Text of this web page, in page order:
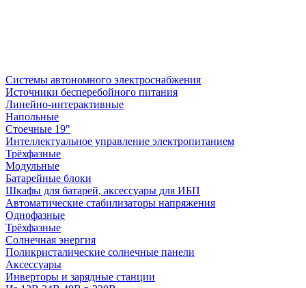
Системы автономного электроснабжения
Источники бесперебойного питания
Линейно-интерактивные
Напольные
Стоечные 19"
Интеллектуальное управление электропитанием
Трёхфазные
Модульные
Батарейные блоки
Шкафы для батарей, аксессуары для ИБП
Автоматические стабилизаторы напряжения
Однофазные
Трёхфазные
Солнечная энергия
Поликристалические солнечные панели
Аксессуары
Инверторы и зарядные станции